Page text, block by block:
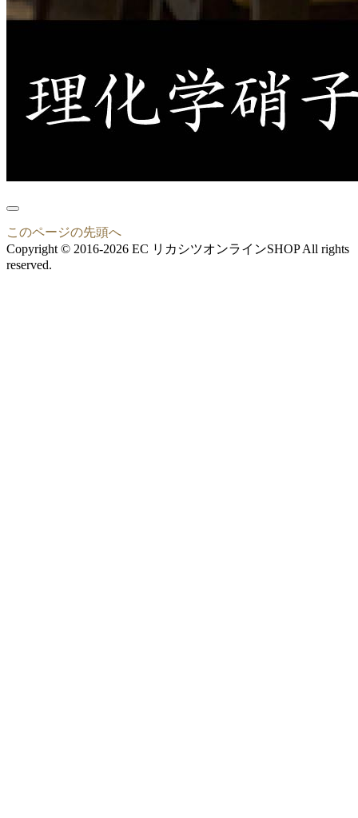
このページの先頭へ
Copyright © 2016-2026 EC リカシツオンラインSHOP All rights
reserved.